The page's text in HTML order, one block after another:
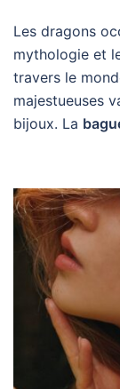
Les dragons
mythologie et
travers le
majestueuses
bijoux. La